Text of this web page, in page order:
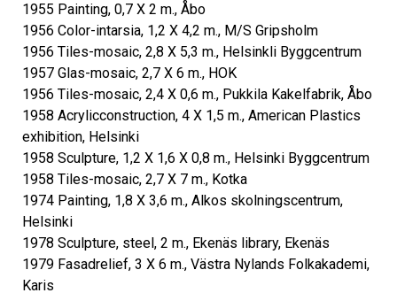
1955 Painting, 0,7 X 2 m., Åbo
1956 Color-intarsia, 1,2 X 4,2 m., M/S Gripsholm
1956 Tiles-mosaic, 2,8 X 5,3 m., Helsinkli Byggcentrum
1957 Glas-mosaic, 2,7 X 6 m., HOK
1956 Tiles-mosaic, 2,4 X 0,6 m., Pukkila Kakelfabrik, Åbo
1958 Acrylicconstruction, 4 X 1,5 m., American Plastics
exhibition, Helsinki
1958 Sculpture, 1,2 X 1,6 X 0,8 m., Helsinki Byggcentrum
1958 Tiles-mosaic, 2,7 X 7 m., Kotka
1974 Painting, 1,8 X 3,6 m., Alkos skolningscentrum,
Helsinki
1978 Sculpture, steel, 2 m., Ekenäs library, Ekenäs
1979 Fasadrelief, 3 X 6 m., Västra Nylands Folkakademi,
Karis